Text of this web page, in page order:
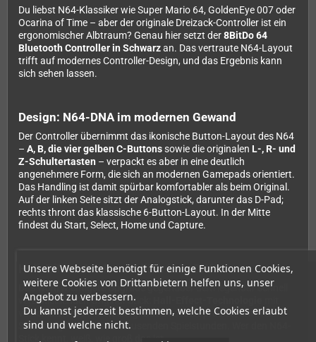
Unsere Webseite benötigt für einige Funktionen Cookies,
weitere Cookies von Drittanbietern helfen uns, unser
Angebot zu verbessern.
Du kannst jederzeit bestimmen, welche Cookies erlaubt
sind und welche nicht.
Du liebst N64-Klassiker wie Super Mario 64, GoldenEye 007 oder
Ocarina of Time – aber der originale Dreizack-Controller ist ein
ergonomischer Albtraum? Genau hier setzt der8BitDo 64
Bluetooth Controller in Schwarzan. Das vertraute N64-Layout
trifft auf modernes Controller-Design, und das Ergebnis kann
sich sehen lassen.
Design: N64-DNA im modernen Gewand
Der Controller übernimmt das ikonische Button-Layout des N64
– A, B, die vier gelben C-Buttonssowie die originalen L-, R- und
Z-Schultertasten – verpackt es aber in eine deutlich
angenehmere Form, die sich an modernen Gamepads orientiert.
Das Handling ist damit spürbar komfortabler als beim Original.
Auf der linken Seite sitzt der Analogstick, darunter das D-Pad;
rechts thront das klassische 6-Button-Layout. In der Mitte
findest du Start, Select, Home und Capture.
Hall-Effect-Stick – endlich kein Drift
Das wohl wichtigste Upgrade gegenüber dem legendär schnell
verschleißenden Original-Stick:
verschleißfestem Metallring. Das bedeutet präzise, driftfreie
Steuerung – auch nach tausenden Spielstunden. Wer den N64-
Stick kennt, weiß, wie groß das ist.